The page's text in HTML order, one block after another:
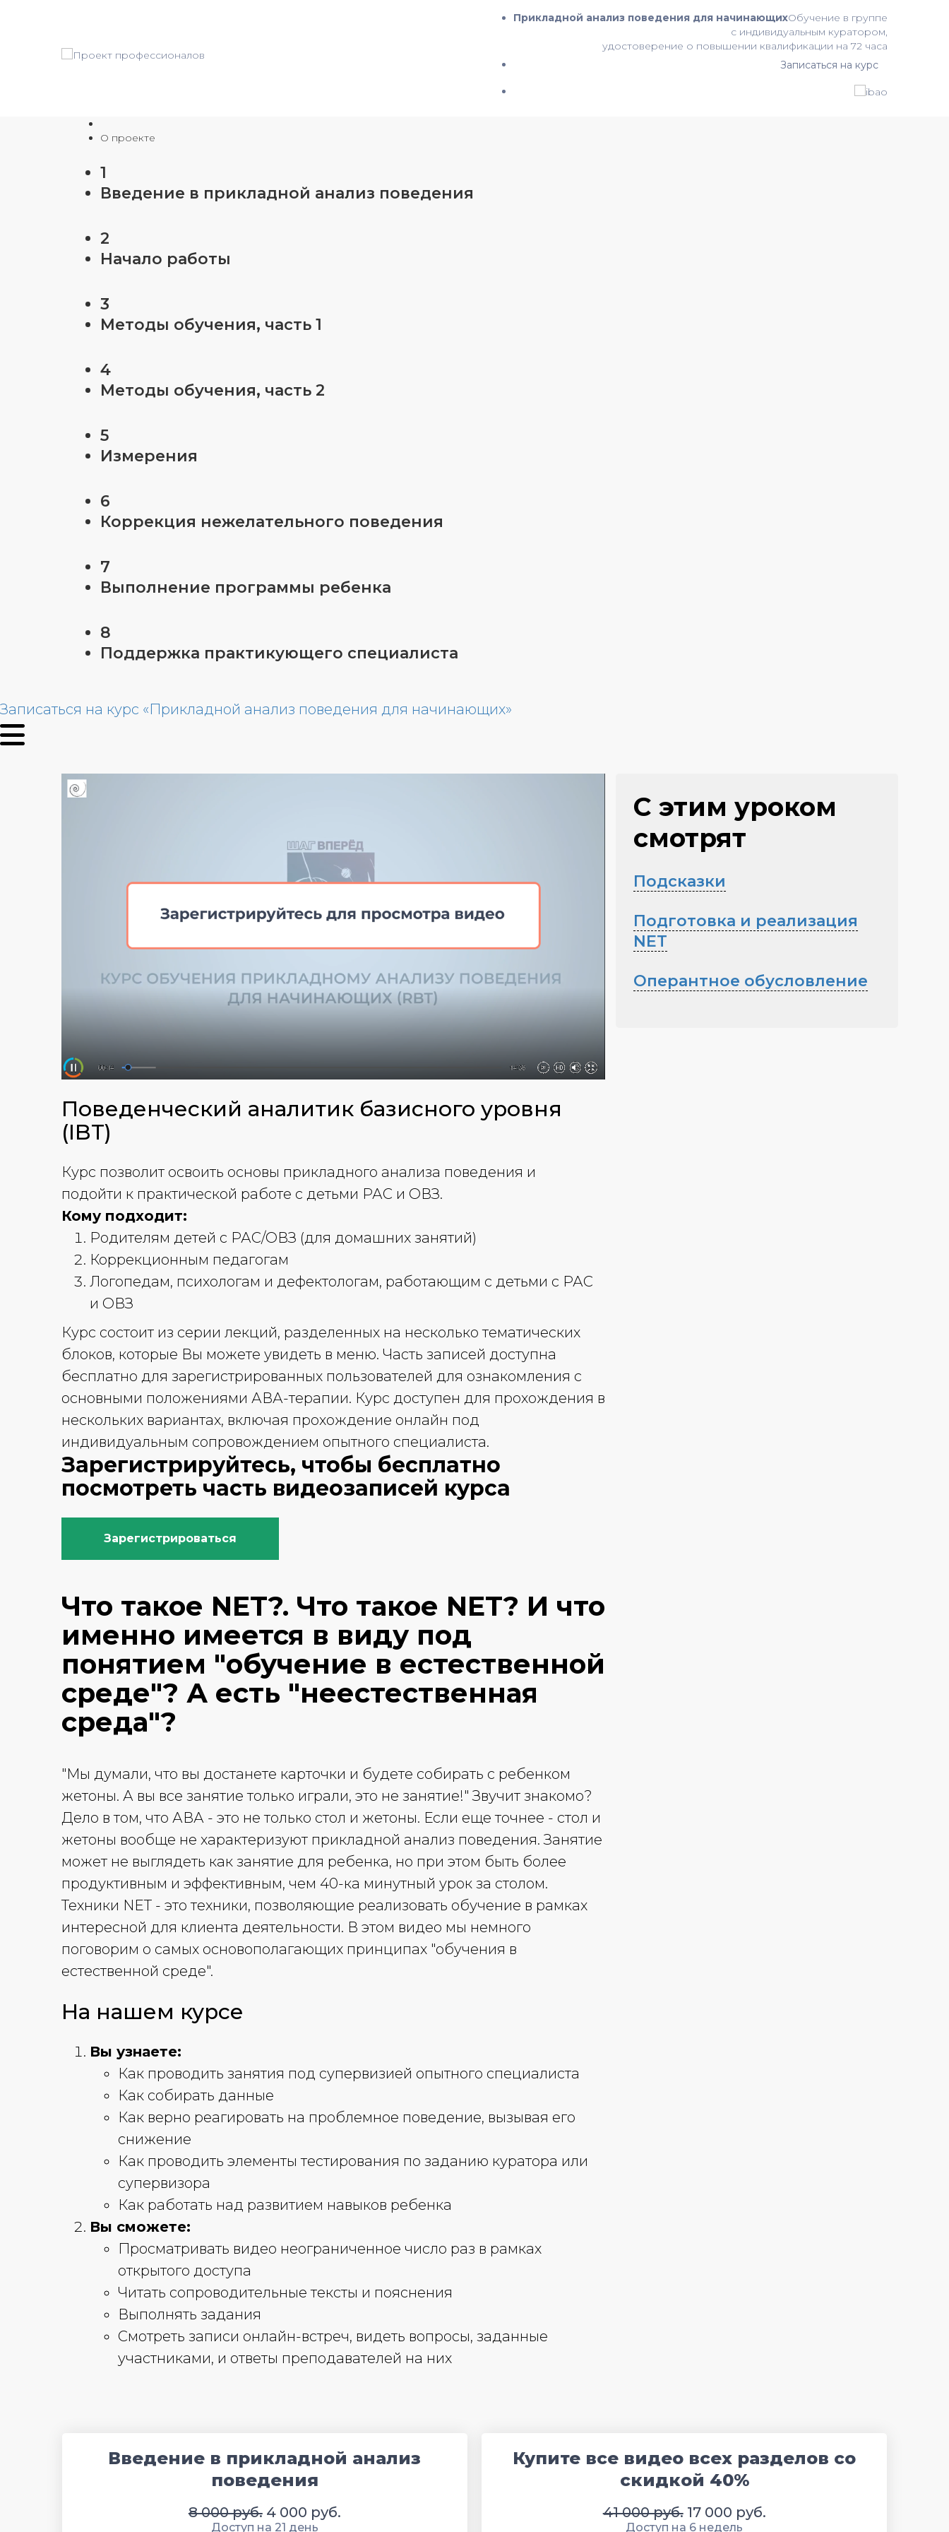
Прикладной анализ поведения для начинающихОбучение в группе
с индивидуальным куратором,
удостоверение о повышении квалификации на 72 часа
Записаться на курс
О проекте
1
Введение в прикладной анализ поведения
2
Начало работы
3
Методы обучения, часть 1
4
Методы обучения, часть 2
5
Измерения
6
Коррекция нежелательного поведения
7
Выполнение программы ребенка
8
Поддержка практикующего специалиста
Записаться на курс «Прикладной анализ поведения для начинающих»
Поведенческий аналитик базисного уровня
(IBT)
Курс позволит освоить основы прикладного анализа поведения и
подойти к практической работе с детьми РАС и ОВЗ.
Кому подходит:
Родителям детей с РАС/ОВЗ (для домашних занятий)
Коррекционным педагогам
Логопедам, психологам и дефектологам, работающим с детьми с РАС
и ОВЗ
Курс состоит из серии лекций, разделенных на несколько тематических
блоков, которые Вы можете увидеть в меню. Часть записей доступна
бесплатно для зарегистрированных пользователей для ознакомления с
основными положениями АВА-терапии. Курс доступен для прохождения в
нескольких вариантах, включая прохождение онлайн под
индивидуальным сопровождением опытного специалиста.
Зарегистрируйтесь, чтобы бесплатно
посмотреть часть видеозаписей курса
Зарегистрироваться
Что такое NET?. Что такое NET? И что
именно имеется в виду под
понятием "обучение в естественной
среде"? А есть "неестественная
среда"?
"Мы думали, что вы достанете карточки и будете собирать с ребенком
жетоны. А вы все занятие только играли, это не занятие!" Звучит знакомо?
Дело в том, что АВА - это не только стол и жетоны. Если еще точнее - стол и
жетоны вообще не характеризуют прикладной анализ поведения. Занятие
может не выглядеть как занятие для ребенка, но при этом быть более
продуктивным и эффективным, чем 40-ка минутный урок за столом.
Техники NET - это техники, позволяющие реализовать обучение в рамках
интересной для клиента деятельности. В этом видео мы немного
поговорим о самых основополагающих принципах "обучения в
естественной среде".
На нашем курсе
Вы узнаете:
Как проводить занятия под супервизией опытного специалиста
Как собирать данные
Как верно реагировать на проблемное поведение, вызывая его
снижение
Как проводить элементы тестирования по заданию куратора или
супервизора
Как работать над развитием навыков ребенка
Вы сможете:
Просматривать видео неограниченное число раз в рамках
открытого доступа
Читать сопроводительные тексты и пояснения
Выполнять задания
Смотреть записи онлайн-встреч, видеть вопросы, заданные
участниками, и ответы преподавателей на них
С этим уроком
смотрят
Подсказки
Подготовка и реализация
NET
Оперантное обусловление
Введение в прикладной анализ
поведения
8 000 руб.4 000 руб.
Доступ на 21 день
Купите все видео всех разделов со
скидкой 40%
41 000 руб.17 000 руб.
Доступ на 6 недель